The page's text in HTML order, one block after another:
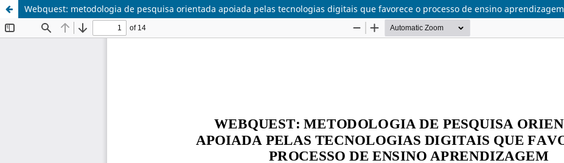
Webquest: metodologia de pesquisa orientada apoiada pelas tecnologias digitais que favorece o processo de ensino aprendizagem